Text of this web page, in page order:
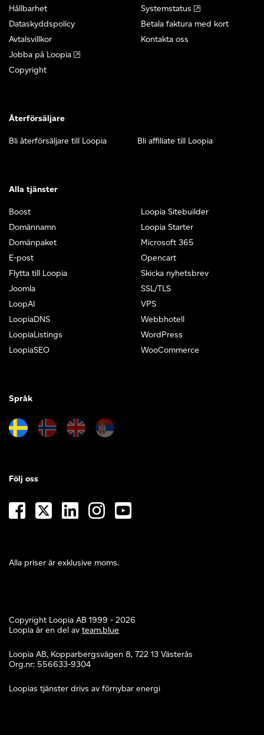
Hållbarhet
Dataskyddspolicy
Avtalsvillkor
Jobba på Loopia
Copyright
Systemstatus
Betala faktura med kort
Kontakta oss
Återförsäljare
Bli återförsäljare till Loopia Bli affiliate till Loopia
Alla tjänster
Boost
Domännamn
Domänpaket
E-post
Flytta till Loopia
Joomla
LoopAI
LoopiaDNS
LoopiaListings
LoopiaSEO
Loopia Sitebuilder
Loopia Starter
Microsoft 365
Opencart
Skicka nyhetsbrev
SSL/TLS
VPS
Webbhotell
WordPress
WooCommerce
Språk
Alla priser är exklusive moms.
Följ oss
Copyright Loopia AB 1999 - 2026
Loopia är en del av team.blue
Loopia AB, Kopparbergsvägen 8, 722 13 Västerås
Org.nr: 556633-9304
Loopias tjänster drivs av förnybar energi